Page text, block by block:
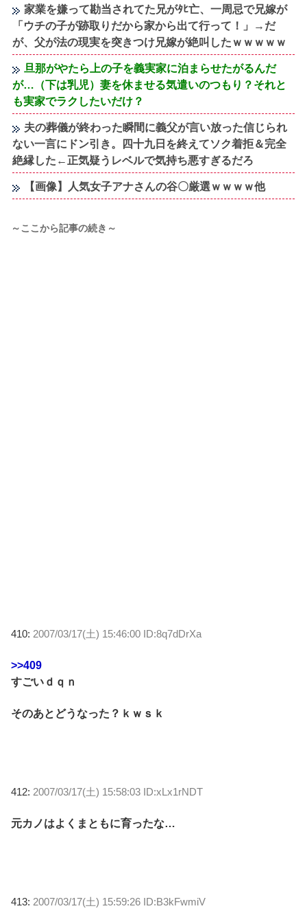
家業を嫌って勘当されてた兄がﾀﾋ亡、一周忌で兄嫁が
「ウチの子が跡取りだから家から出て行って！」→だ
が、父が法の現実を突きつけ兄嫁が絶叫したｗｗｗｗｗ
旦那がやたら上の子を義実家に泊まらせたがるんだ
が…（下は乳児）妻を休ませる気遣いのつもり？それと
も実家でラクしたいだけ？
夫の葬儀が終わった瞬間に義父が言い放った信じられ
ない一言にドン引き。四十九日を終えてソク着拒＆完全
絶縁した←正気疑うレベルで気持ち悪すぎるだろ
【画像】人気女子アナさんの谷〇厳選ｗｗｗｗ他
～ここから記事の続き～
410: 2007/03/17(土) 15:46:00 ID:8q7dDrXa
>>409
すごいｄｑｎ
そのあとどうなった？ｋｗｓｋ
412: 2007/03/17(土) 15:58:03 ID:xLx1rNDT
元カノはよくまともに育ったな…
413: 2007/03/17(土) 15:59:26 ID:B3kFwmiV